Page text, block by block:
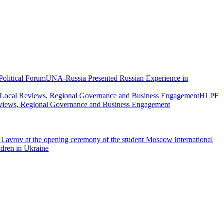
UNA-Russia Presented Russian Experience in
HLPF
Regional Governance and Business Engagement
at the opening ceremony of the student Moscow International
in Ukraine